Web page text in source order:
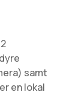
samt
en lokal